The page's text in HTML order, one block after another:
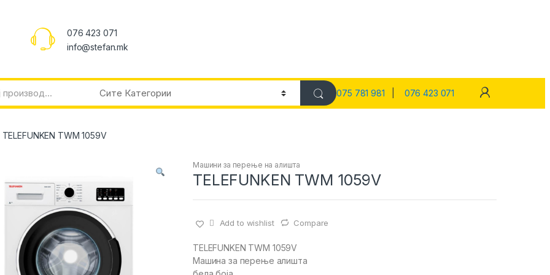
076 423 071
info@stefan.mk
075 781 981 076 423 071
TELEFUNKEN TWM 1059V
Машини за перење на алишта
TELEFUNKEN TWM 1059V
Add to wishlist Compare
TELEFUNKEN TWM 1059V
Машина за перење алишта